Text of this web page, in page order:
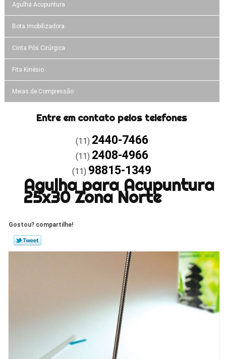
Agulha Acupuntura
Bota Imobilizadora
Cinta Pós Cirúrgica
Fita Kinésio
Meias de Compressão
Entre em contato pelos telefones
(11) 2440-7466
(11) 2408-4966
(11) 98815-1349
Agulha para Acupuntura
25x30 Zona Norte
Gostou? compartilhe!